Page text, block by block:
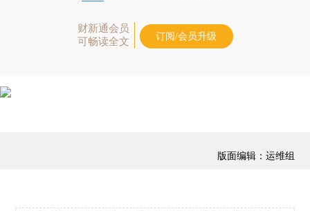
财新通会员
可畅读全文
订阅/会员升级
版面编辑：运维组